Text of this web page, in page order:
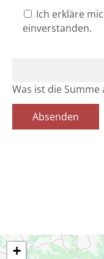
Ich erkläre
einverstanden.
Was ist die Summe
Absenden
+